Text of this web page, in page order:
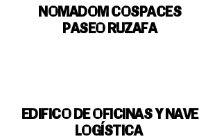
NOMADOM COSPACES
PASEO RUZAFA
EDIFICO DE OFICINAS Y NAVE
LOGÍSTICA